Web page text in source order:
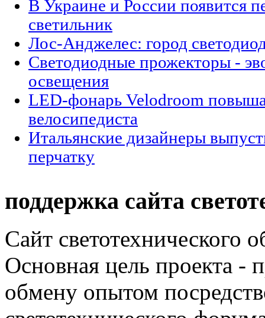
В Украине и России появится
светильник
Лос-Анджелес: город
Cветодиодные прожекторы -
освещения
LED-фонарь Velodroom
велосипедиста
Итальянские дизайнеры
перчатку
поддержка сайта
Сайт светотехнического
Основная цель проекта -
обмену опытом